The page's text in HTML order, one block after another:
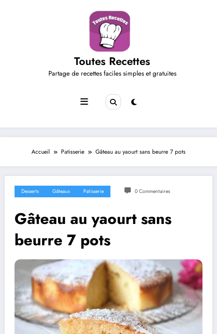
Toutes Recettes
Partage de recettes faciles simples et gratuites
Accueil Patisserie Gâteau au yaourt sans beurre 7 pots
Desserts Gâteaux Patisserie 0 Commentaires
Gâteau au yaourt sans
beurre 7 pots